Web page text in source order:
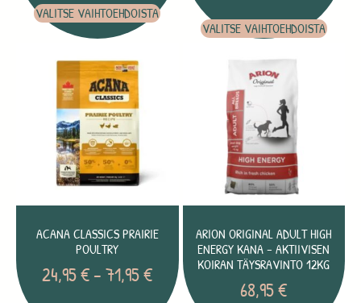
VALITSE VAIHTOEHDOISTA
VALITSE VAIHTOEHDOISTA
ACANA CLASSICS PRAIRIE
POULTRY
24,95€– 71,95€
ARION ORIGINAL ADULT HIGH
ENERGY KANA – AKTIIVISEN
KOIRAN TÄYSRAVINTO 12KG
68,95€